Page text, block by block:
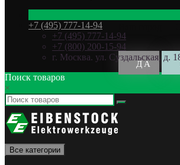
+7 (495) 777-14-94
+7 (495) 777-14-94
+7 (800) 200-15-94
г. Москва. ул. Суздальская,
Поиск товаров
×
Все категории